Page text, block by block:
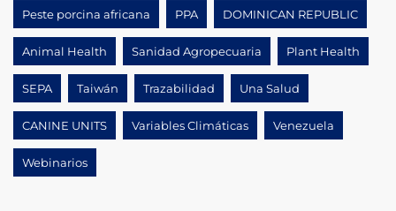
Peste porcina africana PPA DOMINICAN REPUBLIC
Animal Health Sanidad Agropecuaria Plant Health
SEPA Taiwán Trazabilidad Una Salud
CANINE UNITS Variables Climáticas Venezuela
Webinarios